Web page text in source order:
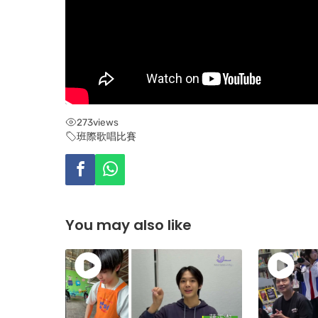
273views
班際歌唱比賽
You may also like